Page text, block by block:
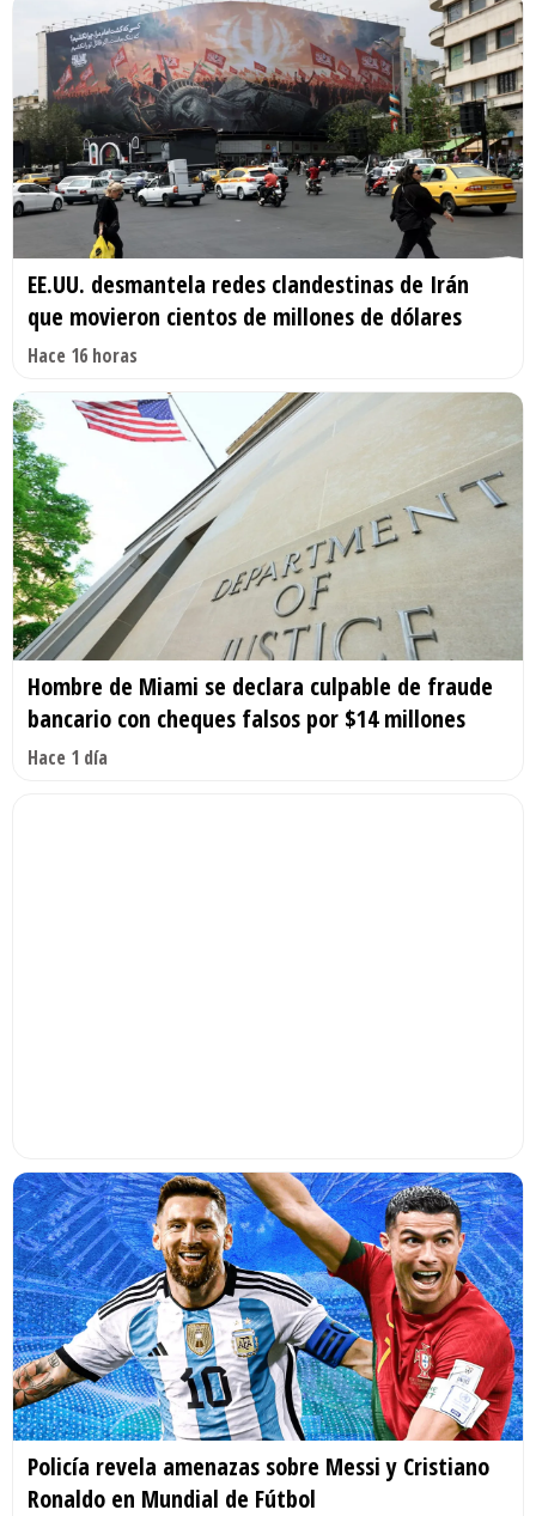
EE.UU. desmantela redes clandestinas de Irán
que movieron cientos de millones de dólares
Hace 16 horas
Hombre de Miami se declara culpable de fraude
bancario con cheques falsos por $14 millones
Hace 1 día
Policía revela amenazas sobre Messi y Cristiano
Ronaldo en Mundial de Fútbol